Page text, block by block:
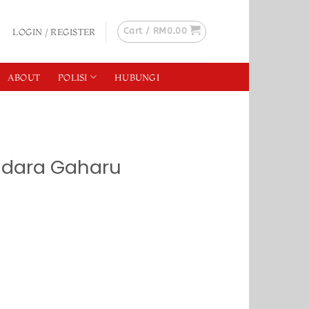
LOGIN / REGISTER Cart / RM 0.00
ABOUT POLISI HUBUNGI
Gaharu